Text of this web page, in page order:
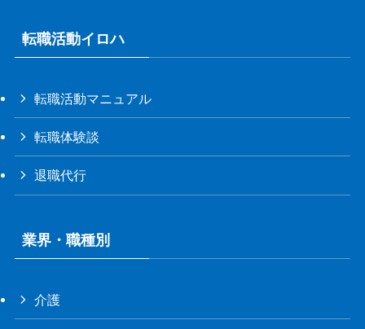
転職活動イロハ
転職活動マニュアル
転職体験談
退職代行
業界・職種別
介護